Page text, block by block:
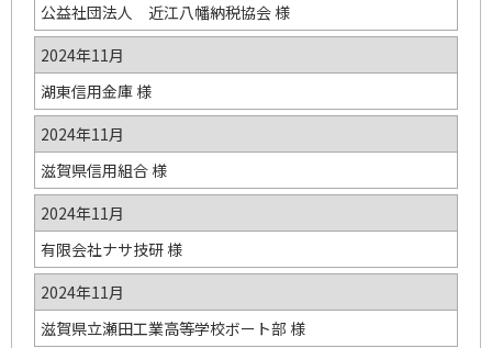
公益社団法人 近江八幡納税協会 様
2024年11月
湖東信用金庫 様
2024年11月
滋賀県信用組合 様
2024年11月
有限会社ナサ技研 様
2024年11月
滋賀県立瀬田工業高等学校ボート部 様